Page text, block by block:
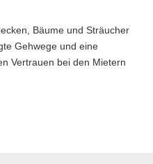
Bäume und Sträucher
Gehwege und eine
Vertrauen bei den Mietern